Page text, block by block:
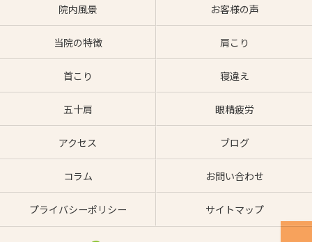
院内風景 お客様の声
当院の特徴 肩こり
首こり 寝違え
五十肩 眼精疲労
アクセス ブログ
コラム お問い合わせ
プライバシーポリシー サイトマップ